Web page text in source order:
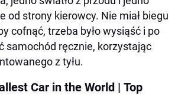
od strony kierowcy. Nie miał biegu
cofnąć, trzeba było wysiąść i po
samochód ręcznie, korzystając
z tyłu.
Car in the World | Top